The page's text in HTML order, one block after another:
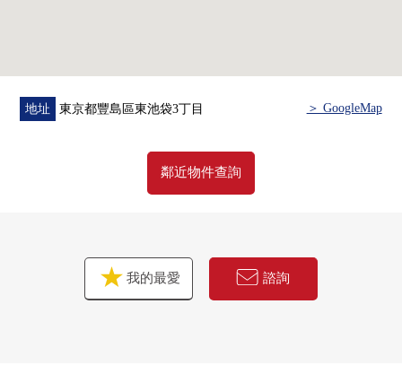
地址 東京都豐島區東池袋3丁目 ＞ GoogleMap
鄰近物件查詢
我的最愛 諮詢